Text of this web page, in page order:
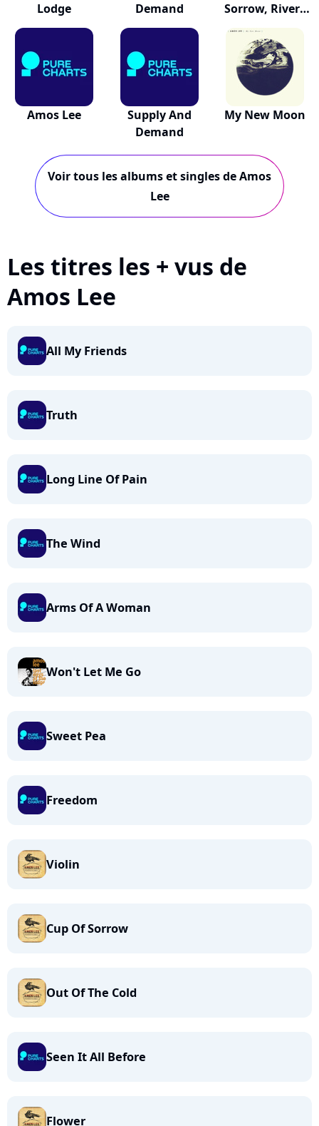
Lodge
Demand
Sorrow, Rivers
O...
Amos Lee
Supply And
Demand
My New Moon
Voir tous les albums et singles de Amos
Lee
Les titres les + vus de
Amos Lee
All My Friends
Truth
Long Line Of Pain
The Wind
Arms Of A Woman
Won't Let Me Go
Sweet Pea
Freedom
Violin
Cup Of Sorrow
Out Of The Cold
Seen It All Before
Flower